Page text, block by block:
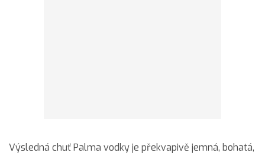
Výsledná chuť Palma vodky je překvapivě jemná, bohatá,